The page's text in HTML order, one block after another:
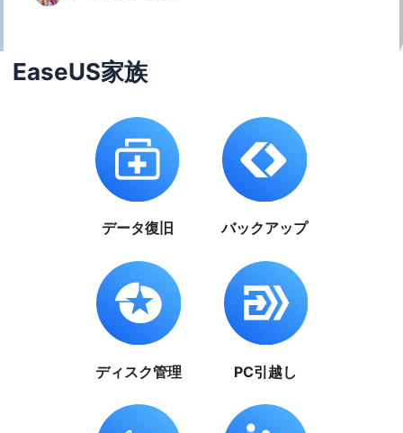
EaseUS家族
データ復旧 バックアップ
ディスク管理 PC引越し